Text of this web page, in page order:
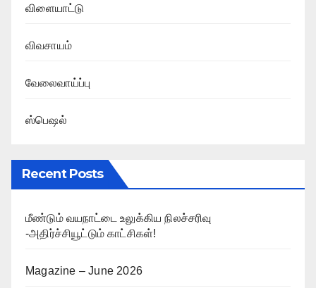
விளையாட்டு
விவசாயம்
வேலைவாய்ப்பு
ஸ்பெஷல்
Recent Posts
மீண்டும் வயநாட்டை உலுக்கிய நிலச்சரிவு
-அதிர்ச்சியூட்டும் காட்சிகள்!
Magazine – June 2026